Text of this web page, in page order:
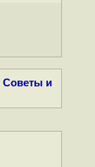
Советы и